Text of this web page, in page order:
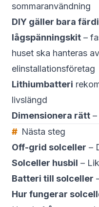
sommaranvändning
DIY gäller bara
lågspänningskit –
huset ska hanteras
elinstallationsföretag
Lithiumbatteri
livslängd
Dimensionera rätt
Nästa steg
Off-grid solceller –
Solceller husbil –
Batteri till solceller
Hur fungerar